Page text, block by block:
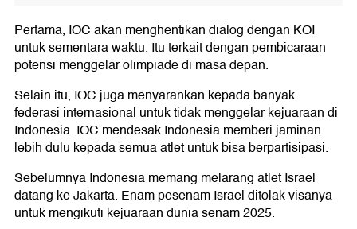
Pertama, IOC akan menghentikan dialog dengan KOI
untuk sementara waktu. Itu terkait dengan pembicaraan
potensi menggelar olimpiade di masa depan.
Selain itu, IOC juga menyarankan kepada banyak
federasi internasional untuk tidak menggelar kejuaraan di
Indonesia. IOC mendesak Indonesia memberi jaminan
lebih dulu kepada semua atlet untuk bisa berpartisipasi.
Sebelumnya Indonesia memang melarang atlet Israel
datang ke Jakarta. Enam pesenam Israel ditolak visanya
untuk mengikuti kejuaraan dunia senam 2025.